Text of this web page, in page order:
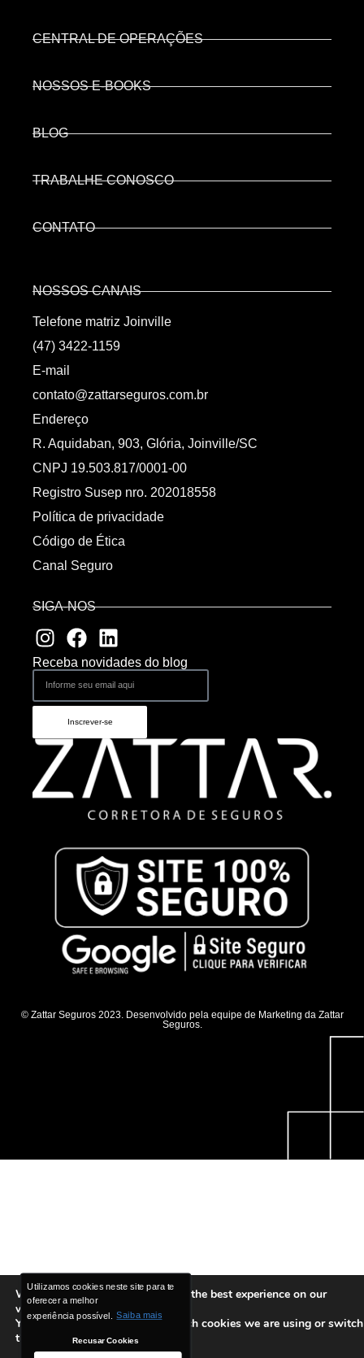
Utilizamos cookies neste site para te
oferecer a melhor
experiência possível.
Saiba mais
Recusar Cookies
Utilizamos cookies neste site para te
oferecer a melhor
experiência possível.
Saiba mais
Recusar Cookies
CENTRAL DE OPERAÇÕES
NOSSOS E-BOOKS
BLOG
TRABALHE CONOSCO
CONTATO
NOSSOS CANAIS
Telefone matriz Joinville
(47) 3422-1159
E-mail
contato@zattarseguros.com.br
Endereço
R. Aquidaban, 903, Glória, Joinville/SC
CNPJ 19.503.817/0001-00
Registro Susep nro. 202018558
Política de privacidade
Código de Ética
Canal Seguro
SIGA-NOS
Receba novidades do blog
Inscrever-se
© Zattar Seguros 2023. Desenvolvido pela equipe de Marketing da Zattar
Seguros.
We are using cookies to give you the best experience on our
website.
You can find out more about which cookies we are using or switch
them off insettings.